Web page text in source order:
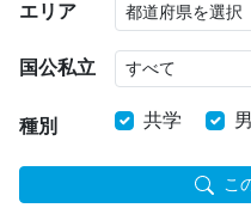
エリア
国公私立
種別 共学
こ